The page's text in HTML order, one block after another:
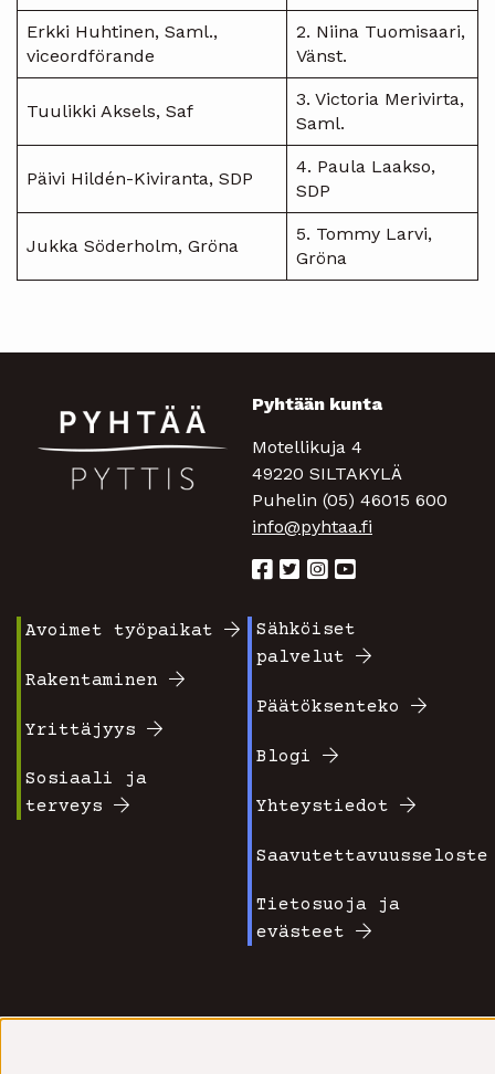
Erkki Huhtinen, Saml.,
viceordförande
2. Niina Tuomisaari,
Vänst.
Tuulikki Aksels, Saf
3. Victoria Merivirta,
Saml.
Päivi Hildén-Kiviranta, SDP
4. Paula Laakso,
SDP
Jukka Söderholm, Gröna
5. Tommy Larvi,
Gröna
Pyhtään kunta
Motellikuja 4
49220 SILTAKYLÄ
Puhelin (05) 46015 600
info@pyhtaa.fi
valikko
1
Avoimet työpaikat
Rakentaminen
Yrittäjyys
Sosiaali ja
terveys
Footer
2
Sähköiset
palvelut
Päätöksenteko
Blogi
Yhteystiedot
Saavutettavuusseloste
Tietosuoja ja
evästeet